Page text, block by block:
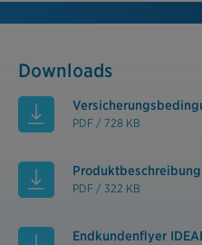
Downloads
PDF / 728 KB
PDF / 322 KB
Endkundenflyer